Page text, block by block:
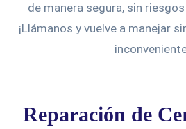
de manera segura, sin
¡Llámanos y vuelve a manejar
Reparación de